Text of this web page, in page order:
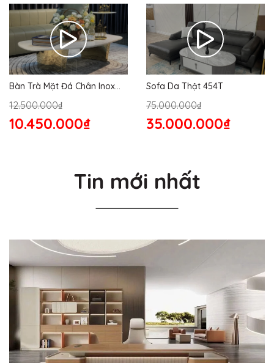
Bàn Trà Mặt Đá Chân Inox
12.500.000₫
10.450.000₫
Sofa Da Thật 454T
75.000.000₫
35.000.000₫
Tin mới nhất